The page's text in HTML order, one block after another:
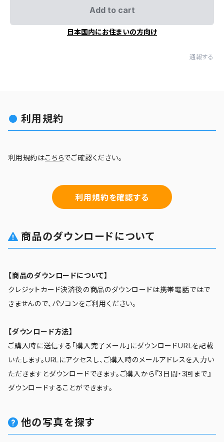
Add to cart
日本国内にお住まいの方向け
通報する
利用規約
利用規約はこちらでご確認ください。
利用規約を確認する
商品のダウンロードについて
【商品のダウンロードについて】
クレジットカード決済後の商品のダウンロードは携帯電話ではで
きませんので、パソコンをご利用ください。
【ダウンロード方法】
ご購入時に送信する「購入完了メール」にダウンロードURLを記載
いたします。URLにアクセスし、ご購入時のメールアドレスを入力い
ただきますとダウンロードできます。ご購入から『3日間・3回まで』
ダウンロードすることができます。
他の写真を探す